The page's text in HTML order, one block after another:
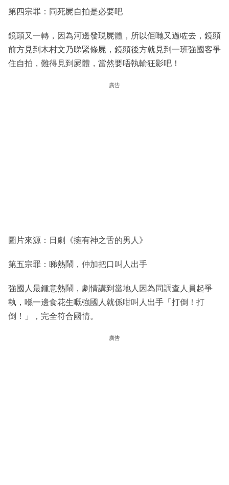
第四宗罪：同死屍自拍是必要吧
鏡頭又一轉，因為河邊發現屍體，所以佢哋又過咗去，鏡頭
前方見到木村文乃睇緊條屍，鏡頭後方就見到一班強國客爭
住自拍，難得見到屍體，當然要唔執輸狂影吧！
廣告
圖片來源：日劇《擁有神之舌的男人》
第五宗罪：睇熱鬧，仲加把口叫人出手
強國人最鍾意熱鬧，劇情講到當地人因為同調查人員起爭
執，喺一邊食花生嘅強國人就係咁叫人出手「打倒！打
倒！」，完全符合國情。
廣告